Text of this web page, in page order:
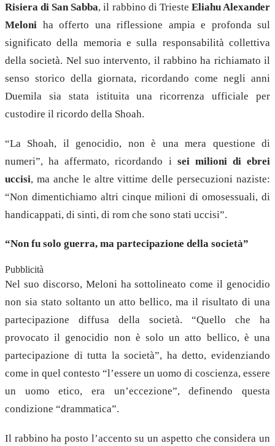
Risiera di San Sabba, il rabbino di Trieste Eliahu Alexander
Meloni ha offerto una riflessione ampia e profonda sul
significato della memoria e sulla responsabilità collettiva
della società. Nel suo intervento, il rabbino ha richiamato il
senso storico della giornata, ricordando come negli anni
Duemila sia stata istituita una ricorrenza ufficiale per
custodire il ricordo della Shoah.
“La Shoah, il genocidio, non è una mera questione di
numeri”, ha affermato, ricordando i sei milioni di ebrei
uccisi, ma anche le altre vittime delle persecuzioni naziste:
“Non dimentichiamo altri cinque milioni di omosessuali, di
handicappati, di sinti, di rom che sono stati uccisi”.
“Non fu solo guerra, ma partecipazione della società”
Pubblicità
Nel suo discorso, Meloni ha sottolineato come il genocidio
non sia stato soltanto un atto bellico, ma il risultato di una
partecipazione diffusa della società. “Quello che ha
provocato il genocidio non è solo un atto bellico, è una
partecipazione di tutta la società”, ha detto, evidenziando
come in quel contesto “l’essere un uomo di coscienza, essere
un uomo etico, era un’eccezione”, definendo questa
condizione “drammatica”.
Il rabbino ha posto l’accento su un aspetto che considera un